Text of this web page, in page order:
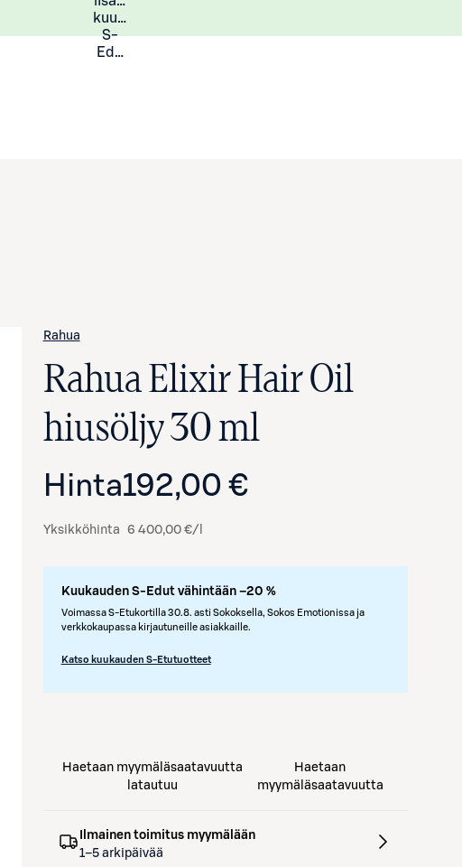
kuukauden
S-
Eduista
Rahua
Rahua Elixir Hair Oil
hiusöljy 30 ml
Hinta192,00 €
Yksikköhinta 6 400,00 €/l
Kuukauden S-Edut vähintään –20 %
Voimassa S-Etukortilla 30.8. asti Sokoksella, Sokos Emotionissa ja
verkkokaupassa kirjautuneille asiakkaille.
Katso kuukauden S-Etutuotteet
Haetaan myymäläsaatavuutta
latautuu
Haetaan
myymäläsaatavuutta
Ilmainen toimitus myymälään
1–5 arkipäivää